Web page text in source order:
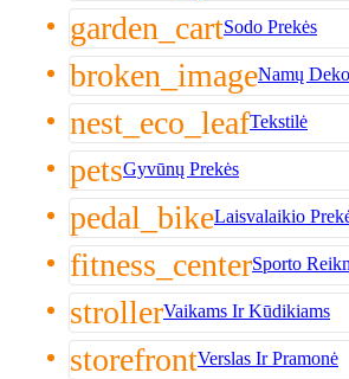
garden_cartSodo Prekės
broken_imageNamų
nest_eco_leafTekstilė
petsGyvūnų Prekės
pedal_bikeLaisvalaikio
fitness_centerSporto
strollerVaikams Ir Kūdikiams
storefrontVerslas Ir Pramonė